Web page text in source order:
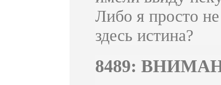
Либо я просто
здесь истина?
8489: